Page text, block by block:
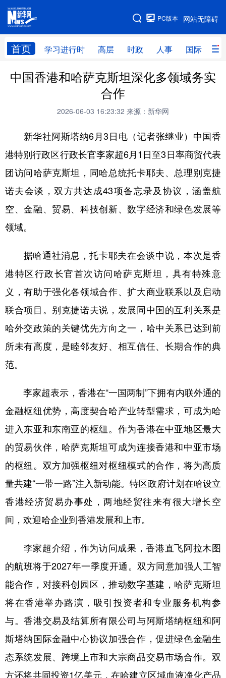
网站无障碍
PC版本
首页 学习进行时 高层 时政 人事 国际 财
网站地图
学习进行时 高层 时政 人事
全球连线
科技 科创 量子 体育
文化 书画 健康 军事
法律 中央文件 金融 汽车
彩票 娱乐 时尚 悦读
公益 一带一路 亚太网 上市公司
文化产业
地方频道
北京 天津 河北 山西
辽宁 吉林 上海 江苏
浙江 安徽 福建 江西
山东 河南 湖北 湖南
四川 贵州 云南 西藏
陕西 甘肃 青海
多语种频道
English Español Français عربى
Русский язык 日本語 한국어
Deutsch Português
中国香港和哈萨克斯坦深化多领域务实
合作
2026-06-03 16:23:32 来源：新华网
新华社阿斯塔纳6月3日电（记者张继业）中国香
港特别行政区行政长官李家超6月1日至3日率商贸代表
团访问哈萨克斯坦，同哈总统托卡耶夫、总理别克捷
诺夫会谈，双方共达成43项备忘录及协议，涵盖航
空、金融、贸易、科技创新、数字经济和绿色发展等
领域。
据哈通社消息，托卡耶夫在会谈中说，本次是香
港特区行政长官首次访问哈萨克斯坦，具有特殊意
义，有助于强化各领域合作、扩大商业联系以及启动
联合项目。别克捷诺夫说，发展同中国的互利关系是
哈外交政策的关键优先方向之一，哈中关系已达到前
所未有高度，是睦邻友好、相互信任、长期合作的典
范。
李家超表示，香港在“一国两制”下拥有内联外通的
金融枢纽优势，高度契合哈产业转型需求，可成为哈
进入东亚和东南亚的枢纽。作为香港在中亚地区最大
的贸易伙伴，哈萨克斯坦可成为连接香港和中亚市场
的枢纽。双方加强枢纽对枢纽模式的合作，将为高质
量共建“一带一路”注入新动能。特区政府计划在哈设立
香港经济贸易办事处，两地经贸往来有很大增长空
间，欢迎哈企业到香港发展和上市。
李家超介绍，作为访问成果，香港直飞阿拉木图
的航班将于2027年一季度开通。双方同意加强人工智
能合作，对接科创园区，推动数字基建，哈萨克斯坦
将在香港举办路演，吸引投资者和专业服务机构参
与。香港交易及结算所有限公司与阿斯塔纳枢纽和阿
斯塔纳国际金融中心协议加强合作，促进绿色金融生
态系统发展、跨境上市和大宗商品交易市场合作。双
方还将共同投资1亿美元，在哈建立区域血液净化产品